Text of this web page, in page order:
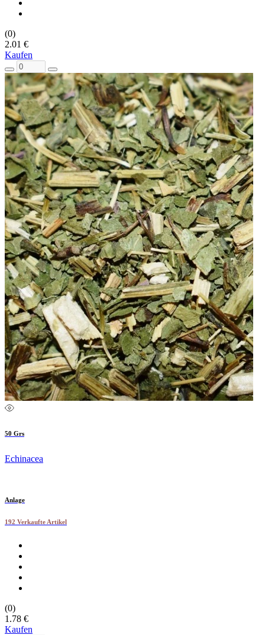
(0)
2.01 €
Kaufen
50 Grs
Echinacea
Anlage
192 Verkaufte Artikel
(0)
1.78 €
Kaufen